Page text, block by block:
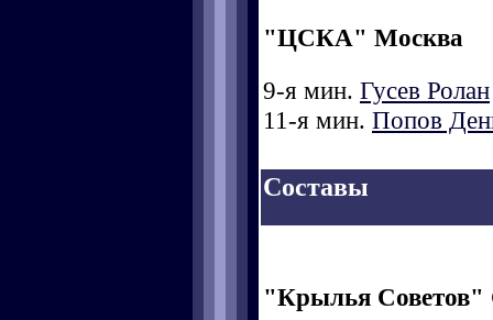
"ЦСКА" Москва
9-я мин. Гусев Ролан
11-я мин. Попов
Составы
"Крылья Советов"